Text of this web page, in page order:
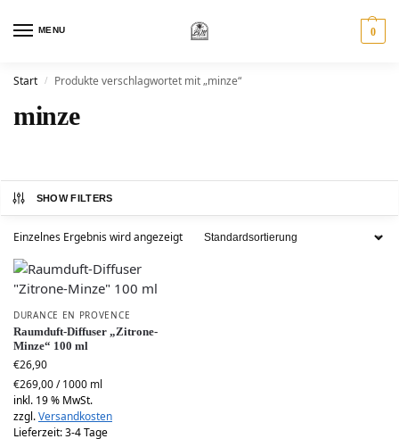
MENU 0
Start / Produkte verschlagwortet mit „minze“
minze
SHOW FILTERS
Einzelnes Ergebnis wird angezeigt
DURANCE EN PROVENCE
Raumduft-Diffuser „Zitrone-
Minze“ 100 ml
€26,90
€269,00/1000 ml
inkl. 19 % MwSt.
zzgl.Versandkosten
Lieferzeit:3-4 Tage